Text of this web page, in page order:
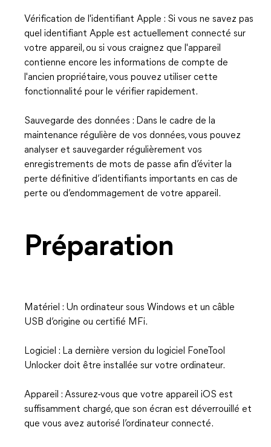
Vérification de l'identifiant Apple : Si vous ne savez pas
quel identifiant Apple est actuellement connecté sur
votre appareil, ou si vous craignez que l'appareil
contienne encore les informations de compte de
l'ancien propriétaire, vous pouvez utiliser cette
fonctionnalité pour le vérifier rapidement.
Sauvegarde des données : Dans le cadre de la
maintenance régulière de vos données, vous pouvez
analyser et sauvegarder régulièrement vos
enregistrements de mots de passe afin d’éviter la
perte définitive d’identifiants importants en cas de
perte ou d’endommagement de votre appareil.
Préparation
Matériel : Un ordinateur sous Windows et un câble
USB d’origine ou certifié MFi.
Logiciel : La dernière version du logiciel FoneTool
Unlocker doit être installée sur votre ordinateur.
Appareil : Assurez-vous que votre appareil iOS est
suffisamment chargé, que son écran est déverrouillé et
que vous avez autorisé l’ordinateur connecté.